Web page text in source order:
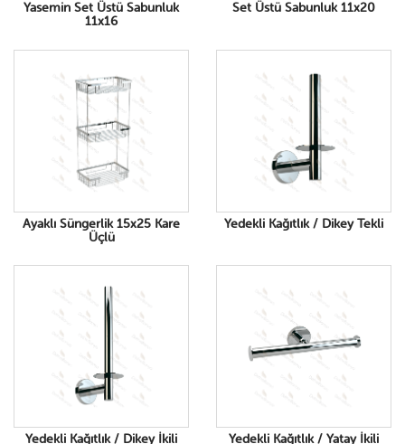
Yasemin Set Üstü Sabunluk
11x16
Set Üstü Sabunluk 11x20
Ayaklı Süngerlik 15x25 Kare
Üçlü
Yedekli Kağıtlık / Dikey Tekli
Yedekli Kağıtlık / Dikey İkili Yedekli Kağıtlık / Yatay İkili